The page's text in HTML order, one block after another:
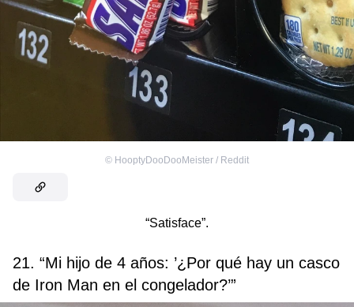
© HooptyDooDooMeister / Reddit
“Satisface”.
21. “Mi hijo de 4 años: ’¿Por qué hay un casco
de Iron Man en el congelador?’”